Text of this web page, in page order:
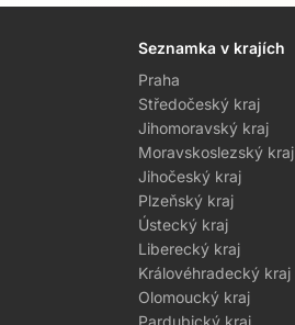
Seznamka v krajích
Praha
Středočeský kraj
Jihomoravský kraj
Moravskoslezský kraj
Jihočeský kraj
Plzeňský kraj
Ústecký kraj
Liberecký kraj
Královéhradecký kraj
Olomoucký kraj
Pardubický kraj